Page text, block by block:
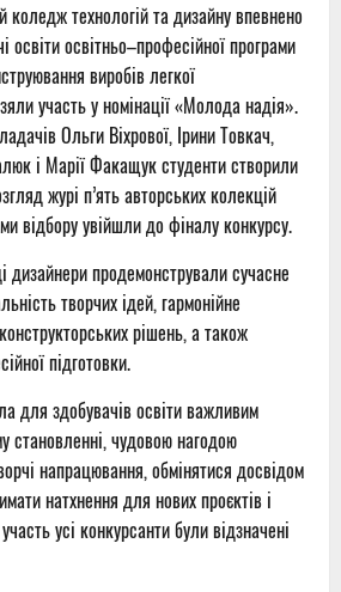
технологій та дизайну впевнено
освіти освітньо–професійної програми
виробів легкої
участь у номінації «Молода надія».
Ольги Віхрової, Ірини Товкач,
і Марії Факащук студенти створили
журі п’ять авторських колекцій
відбору увійшли до фіналу конкурсу.
дизайнери продемонстрували сучасне
творчих ідей, гармонійне
рішень, а також
підготовки.
для здобувачів освіти важливим
становленні, чудовою нагодою
напрацювання, обмінятися досвідом
натхнення для нових проєктів і
усі конкурсанти були відзначені